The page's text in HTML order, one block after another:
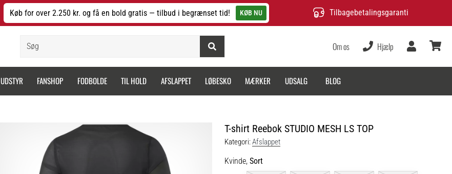
Køb for over 2.250 kr. og få en bold gratis — tilbud i begrænset tid! KØB NU Tilbagebetalingsgaranti
Om os Hjælp
Bruger
UDSTYR FANSHOP FODBOLDE TIL HOLD AFSLAPPET LØBESKO MÆRKER UDSALG BLOG
T-shirt Reebok STUDIO MESH LS TOP
Kategori:Afslappet
Kvinde, Sort